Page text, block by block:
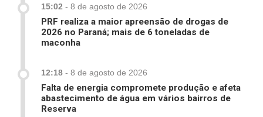
15:02 - 8 de agosto de 2026
PRF realiza a maior apreensão de drogas de
2026 no Paraná; mais de 6 toneladas de
maconha
12:18 - 8 de agosto de 2026
Falta de energia compromete produção e afeta
abastecimento de água em vários bairros de
Reserva